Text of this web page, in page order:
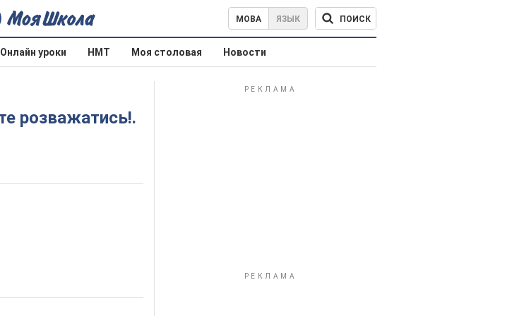
МОВА ЯЗЫК ПОИСК
Онлайн уроки НМТ Моя столовая Новости